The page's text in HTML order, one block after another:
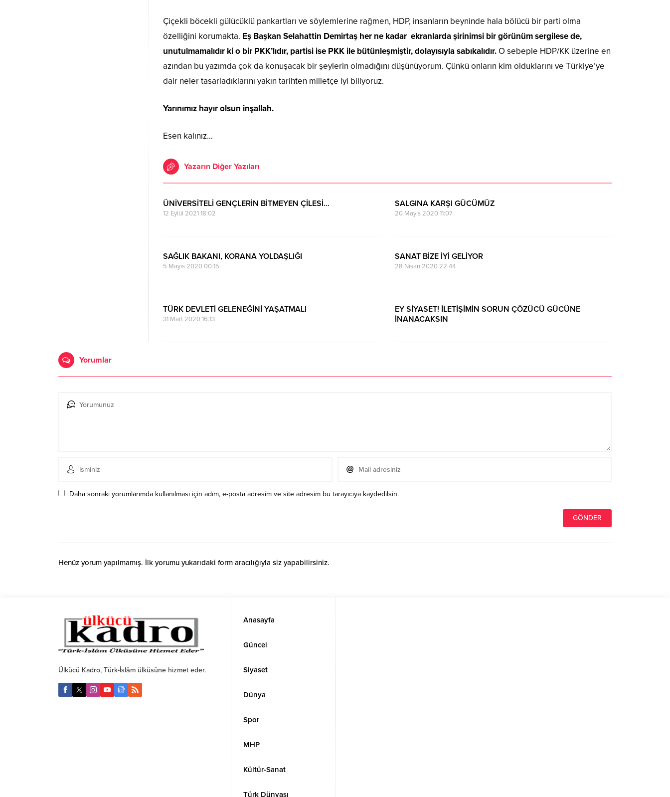
Çiçekli böcekli gülücüklü pankartları ve söylemlerine rağmen, HDP, insanların beyninde hala bölücü bir parti olma
özelliğini korumakta. Eş Başkan Selahattin Demirtaş her ne kadar ekranlarda şirinimsi bir görünüm sergilese de,
unutulmamalıdır ki o bir PKK’lıdır, partisi ise PKK ile bütünleşmiştir, dolayısıyla sabıkalıdır. O sebeple HDP/KK üzerine en
azından bu yazımda çok da konuşacak bir şeylerin olmadığını düşünüyorum. Çünkü onların kim olduklarını ve Türkiye’ye
dair neler tasarladıklarını yakın tarihten milletçe iyi biliyoruz.
Yarınımız hayır olsun inşallah.
Esen kalınız…
Yazarın Diğer Yazıları
ÜNİVERSİTELİ GENÇLERİN BİTMEYEN ÇİLESİ…
12 Eylül 2021 18:02
SALGINA KARŞI GÜCÜMÜZ
20 Mayıs 2020 11:07
SAĞLIK BAKANI, KORANA YOLDAŞLIĞI
5 Mayıs 2020 00:15
SANAT BİZE İYİ GELİYOR
28 Nisan 2020 22:44
TÜRK DEVLETİ GELENEĞİNİ YAŞATMALI
31 Mart 2020 16:13
EY SİYASET! İLETİŞİMİN SORUN ÇÖZÜCÜ GÜCÜNE
İNANACAKSIN
Yorumlar
Daha sonraki yorumlarımda kullanılması için adım, e-posta adresim ve site adresim bu tarayıcıya kaydedilsin.
Henüz yorum yapılmamış. İlk yorumu yukarıdaki form aracılığıyla siz yapabilirsiniz.
Ülkücü Kadro, Türk-İslâm ülküsüne hizmet eder.
Anasayfa
Güncel
Siyaset
Dünya
Spor
MHP
Kültür-Sanat
Türk Dünyası